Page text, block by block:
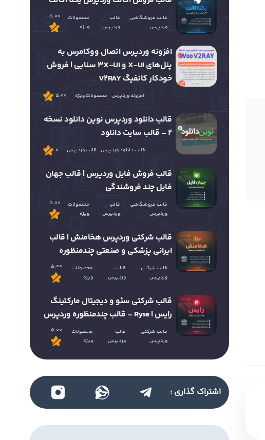
قالب فروشگاهی
وردپرس
قالب
وردپرس
محصولات
ویژه
5.00
افزونه وردپرس اتصال ووکامرس به
پنل‌های X-UI و 3X-UI سنایی | فروش
خودکار کانفیگ V2RAY
افزونه وردپرس محصولات ویژه 5.00
قالب دانلود وردپرس نوین دانلود نسخه
2 – قالب سایت دانلود
قالب دانلود وردپرس قالب وردپرس 0
قالب فروش فایل وردپرس | قالب جهان
فایل چند فروشندگی
قالب فروشگاهی
وردپرس
قالب
وردپرس
محصولات
ویژه
5.00
قالب شرکتی وردپرس هخامنش | قالب
ایرانی پزشکی و صنعتی چندمنظوره
قالب شرکتی
وردپرس
قالب
وردپرس
محصولات
ویژه
5.00
قالب شرکتی سئو و دیجیتال مارکتینگ
رایس | Ryse – قالب چندمنظوره وردپرس
قالب شرکتی
وردپرس
قالب
وردپرس
محصولات
ویژه
5.00
اشتراک گذاری :